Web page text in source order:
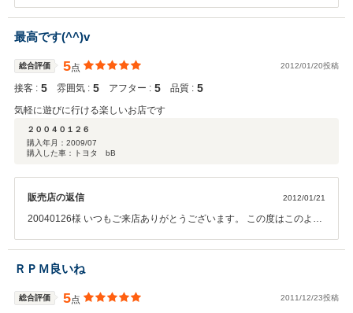
ます。 ヨッシーにょろりーず様にはいつも驚かされます！このような
車が大変身！あんな車も大変身！！ドレスアップのセンスは一目を置
きます♪これからもRPMスタッフ一同末永く宜しくお願い致します。
最高です(^^)v
総合評価 5点 2012/01/20投稿
接客 : 5 雰囲気 : 5 アフター : 5 品質 : 5
気軽に遊びに行ける楽しいお店です
２００４０１２６
購入年月： 2009/07
購入した車：トヨタ bB
販売店の返信 2012/01/21
20040126様 いつもご来店ありがとうございます。 この度はこのよう
困ったことがありましたらご遠慮なくご相談・ご来店下さい。
ＲＰＭ良いね
総合評価 5点 2011/12/23投稿